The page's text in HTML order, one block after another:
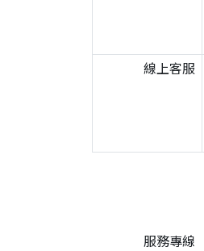
線上客服
服務專線